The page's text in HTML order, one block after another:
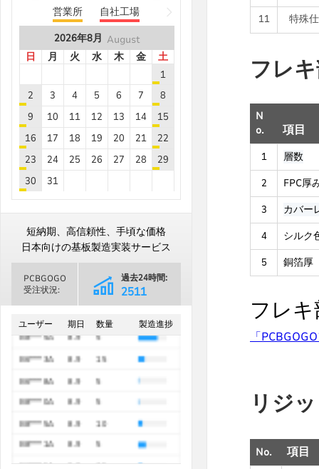
営業所
自社工場
2026年8月 August
日
月 火 水 木 金
土
1
2
3 4 5 6 7
8
9
10 11 12 13 14
15
16
17 18 19 20 21
22
23
24 25 26 27 28
29
30
31
2026年9月
1
2 3 4
5
13
14 16 17 18
27
28 29 30
日
月 火 水 金
2
4
5 6 7 9
16
2026年8月 August
日
月 火 水 木 金
土
1
9
10 12 13 14
23
24 25 26 27 28
29
30
31
2026年9月
September
日
月 火 水 金
6
7 8 9 11
13
14 15 16 17 18
19
短納期、高信頼性、手頃な価格
日本向けの基板製造実装サービス
PCBGOGO
受注状況:
過去24時間:
2790
過去30日間
68867
ユーザー 期日 数量 製造進捗
B8***1A
8.9
5
25
B8***6A
8.9
20
B8***6A
8.9
20
B8***0A
8.9
50
B8***0A
8.9
50
B8***8A
8.9
5
B8***8A
8.9
10
B6***8A
8.9
5
B8***1A
5
B8***1A
8.9
10
B8***5A
8.9
5
B6***8A
8.9
5
B8***5A
10
11 特殊
フレ
N
o.
項目
1
層数
2
FPC厚
3
カバー
4
シルク
5
銅箔厚
フレ
「
リジ
No. 項目